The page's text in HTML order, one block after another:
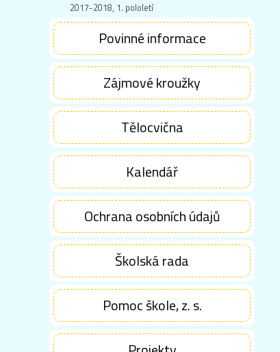
2017-2018, 1. pololetí
Povinné informace
Zájmové kroužky
Tělocvična
Kalendář
Ochrana osobních údajů
Školská rada
Pomoc škole, z. s.